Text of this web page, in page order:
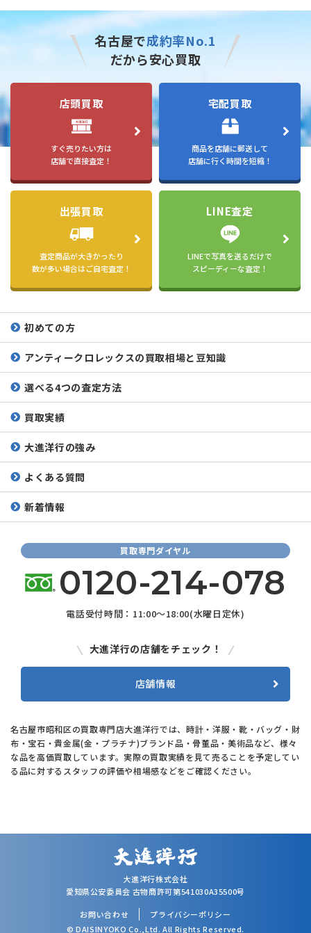
名古屋で成約率No.1
だから安心買取
店頭買取
すぐ売りたい方は
店舗で直接査定！
宅配買取
商品を店舗に郵送して
店舗に行く時間を短縮！
出張買取
査定商品が大きかったり
数が多い場合はご自宅査定！
LINE査定
LINEで写真を送るだけで
スピーディーな査定！
初めての方
アンティークロレックスの買取相場と豆知識
選べる4つの査定方法
買取実績
大進洋行の強み
よくある質問
新着情報
買取専門ダイヤル
0120-214-078
電話受付時間：11:00～18:00(水曜日定休)
大進洋行の店舗をチェック！
店舗情報
名古屋市昭和区の買取専門店大進洋行では、時計・洋服・靴・バッグ・財
布・宝石・貴金属(金・プラチナ)ブランド品・骨董品・美術品など、様々
な品を高価買取しています。実際の買取実績を見て売ることを予定してい
る品に対するスタッフの評価や相場感などをご確認ください。
大進洋行株式会社
愛知県公安委員会 古物商許可第541030A35500号
お問い合わせ
プライバシーポリシー
© DAISINYOKO Co.,Ltd. All Rights Reserved.